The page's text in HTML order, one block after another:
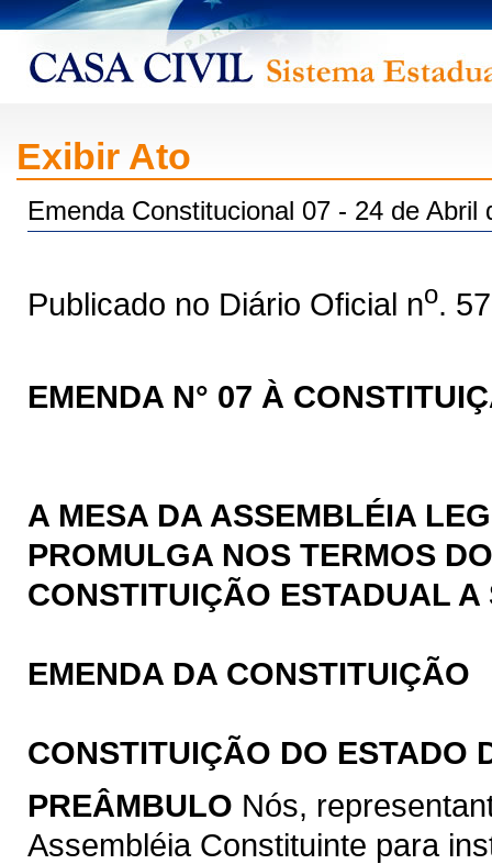
Exibir Ato
Emenda Constitucional 07 - 24 de Abril
Publicado no Diário Oficial no.
EMENDA N° 07 À
A MESA DA ASSEMBLÉIA
PROMULGA NOS TERMOS
CONSTITUIÇÃO ESTADUAL A
EMENDA DA CONSTITUIÇÃO
CONSTITUIÇÃO DO ESTADO
PREÂMBULO Nós,
Assembléia Constituinte para